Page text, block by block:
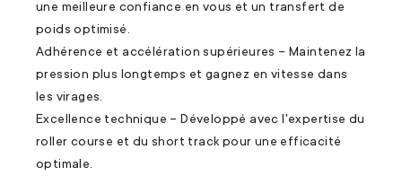
une meilleure confiance en vous et un transfert de
poids optimisé.
Adhérence et accélération supérieures – Maintenez la
pression plus longtemps et gagnez en vitesse dans
les virages.
Excellence technique – Développé avec l'expertise du
roller course et du short track pour une efficacité
optimale.